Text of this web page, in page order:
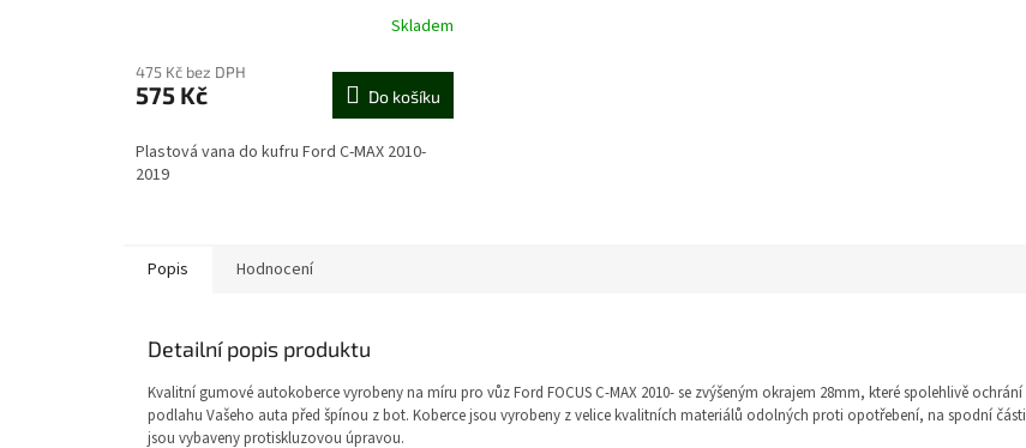
Skladem
475 Kč bez DPH
575 Kč Do košíku
Plastová vana do kufru Ford C-MAX 2010-
2019
Popis Hodnocení
Detailní popis produktu
Kvalitní gumové autokoberce vyrobeny na míru pro vůz Ford FOCUS C-MAX 2010- se zvýšeným okrajem 28mm, které spolehlivě ochrání
podlahu Vašeho auta před špínou z bot. Koberce jsou vyrobeny z velice kvalitních materiálů odolných proti opotřebení, na spodní části
jsou vybaveny protiskluzovou úpravou.